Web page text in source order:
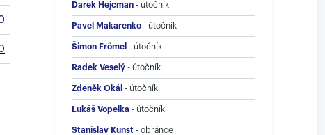
Darek Hejcman - útočník
Pavel Makarenko - útočník
Šimon Frömel - útočník
Radek Veselý - útočník
Zdeněk Okál - útočník
Lukáš Vopelka - útočník
Stanislav Kunst - obránce